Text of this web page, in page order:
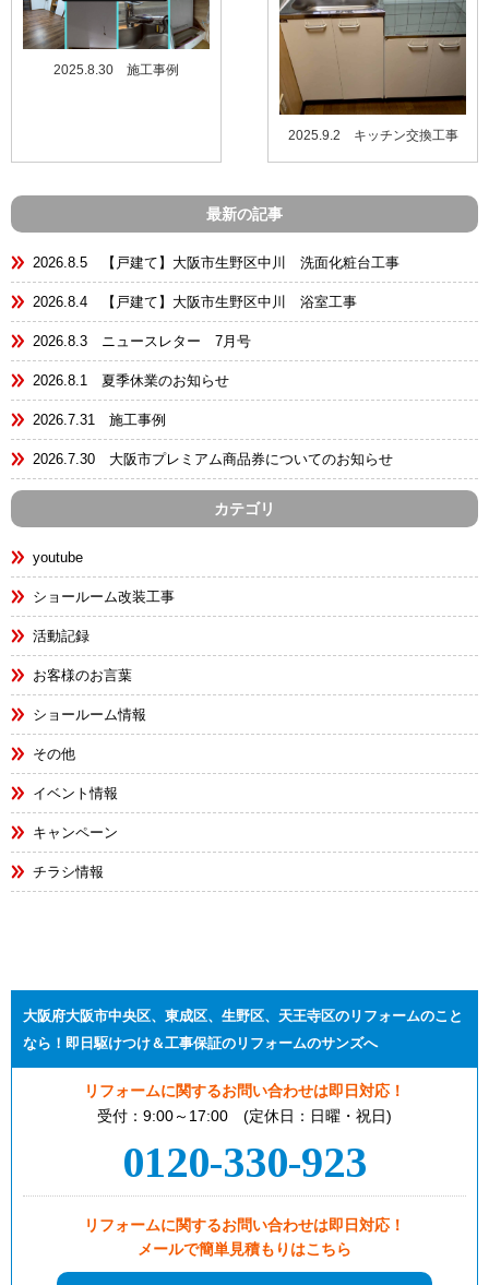
2025.8.30 施工事例
2025.9.2 キッチン交換工事
最新の記事
2026.8.5 【戸建て】大阪市生野区中川 洗面化粧台工事
2026.8.4 【戸建て】大阪市生野区中川 浴室工事
2026.8.3 ニュースレター 7月号
2026.8.1 夏季休業のお知らせ
2026.7.31 施工事例
2026.7.30 大阪市プレミアム商品券についてのお知らせ
カテゴリ
youtube
ショールーム改装工事
活動記録
お客様のお言葉
ショールーム情報
その他
イベント情報
キャンペーン
チラシ情報
大阪府大阪市中央区、東成区、生野区、天王寺区のリフォームのこと
なら！即日駆けつけ＆工事保証のリフォームのサンズへ
リフォームに関するお問い合わせは即日対応！
受付：9:00～17:00 (定休日：日曜・祝日)
0120-330-923
リフォームに関するお問い合わせは即日対応！
メールで簡単見積もりはこちら